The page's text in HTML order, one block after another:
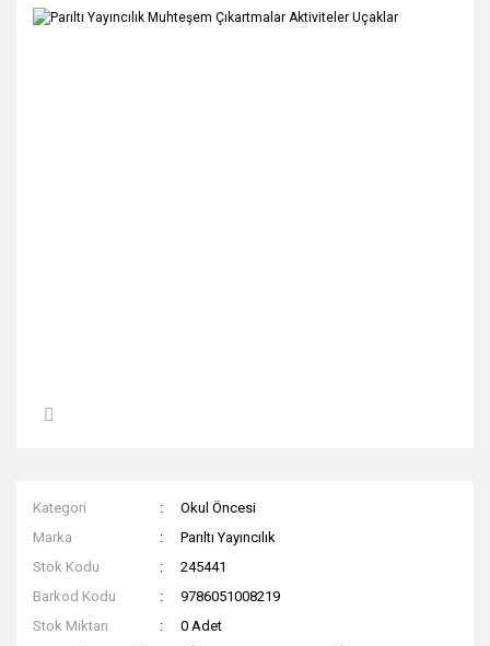
Kategori
Okul Öncesi
Marka
Parıltı Yayıncılık
Stok Kodu
245441
Barkod Kodu
9786051008219
Stok Miktarı
0 Adet